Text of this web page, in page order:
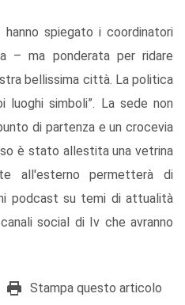
spiegato i coordinatori
– ma ponderata per ridare
bellissima città. La politica
luoghi simboli”. La sede non
di partenza e un crocevia
è stato allestita una vetrina
all'esterno permetterà di
podcast su temi di attualità
social di Iv che avranno
Stampa questo articolo